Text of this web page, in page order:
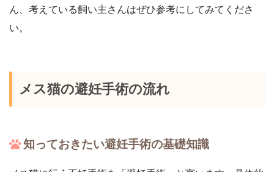
ん、考えている飼い主さんはぜひ参考にしてみてくださ
い。
メス猫の避妊手術の流れ
知っておきたい避妊手術の基礎知識